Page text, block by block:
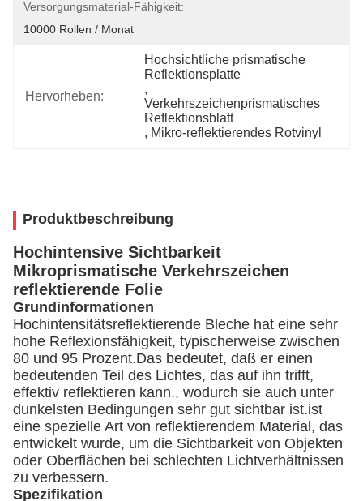
Versorgungsmaterial-Fähigkeit:
10000 Rollen / Monat
Hervorheben:
Hochsichtliche prismatische
Reflektionsplatte
,
Verkehrszeichenprismatisches
Reflektionsblatt
, Mikro-reflektierendes Rotvinyl
Produktbeschreibung
Hochintensive Sichtbarkeit
Mikroprismatische Verkehrszeichen
reflektierende Folie
Grundinformationen
Hochintensitätsreflektierende Bleche hat eine sehr
hohe Reflexionsfähigkeit, typischerweise zwischen
80 und 95 Prozent.Das bedeutet, daß er einen
bedeutenden Teil des Lichtes, das auf ihn trifft,
effektiv reflektieren kann., wodurch sie auch unter
dunkelsten Bedingungen sehr gut sichtbar ist.ist
eine spezielle Art von reflektierendem Material, das
entwickelt wurde, um die Sichtbarkeit von Objekten
oder Oberflächen bei schlechten Lichtverhältnissen
zu verbessern.
Spezifikation